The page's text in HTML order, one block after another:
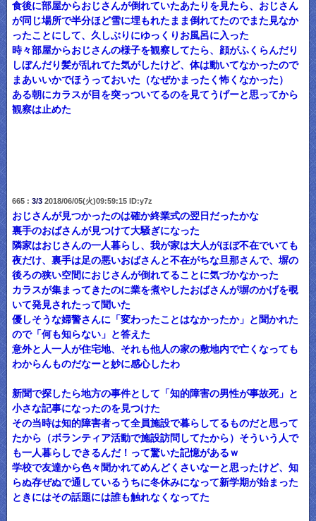
食後に部屋からおじさんが倒れていたあたりを見たら、おじさん
が同じ場所で半分ほど雪に埋もれたまま倒れてたのでまた見なか
ったことにして、久しぶりにゆっくりお風呂に入った
時々部屋からおじさんの様子を観察してたら、顔がふくらんだり
しぼんだり髪が乱れてた気がしたけど、体は動いてなかったので
まあいいかでほうっておいた（なぜかまったく怖くなかった）
ある朝にカラスが目を突っついてるのを見てうげーと思ってから
観察は止めた
665 : 3/32018/06/05(火)09:59:15 ID:y7z
おじさんが見つかったのは確か終業式の翌日だったかな
裏手のおばさんが見つけて大騒ぎになった
隣家はおじさんの一人暮らし、我が家は大人がほぼ不在でいても
夜だけ、裏手は足の悪いおばさんと不在がちな旦那さんで、塀の
後ろの狭い空間におじさんが倒れてることに気づかなかった
カラスが集まってきたのに業を煮やしたおばさんが塀のかげを覗
いて発見されたって聞いた
優しそうな婦警さんに「変わったことはなかったか」と聞かれた
ので「何も知らない」と答えた
意外と人一人が住宅地、それも他人の家の敷地内で亡くなっても
わからんものだなーと妙に感心したわ
新聞で探したら地方の事件として「知的障害の男性が事故死」と
小さな記事になったのを見つけた
その当時は知的障害者って全員施設で暮らしてるものだと思って
たから（ボランティア活動で施設訪問してたから）そういう人で
も一人暮らしできるんだ！って驚いた記憶があるｗ
学校で友達から色々聞かれてめんどくさいなーと思ったけど、知
らぬ存ぜぬで通しているうちに冬休みになって新学期が始まった
ときにはその話題には誰も触れなくなってた